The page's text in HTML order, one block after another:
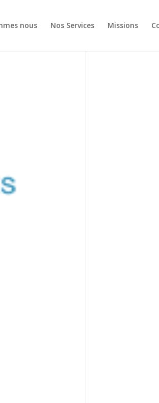
nous Nos Services Missions